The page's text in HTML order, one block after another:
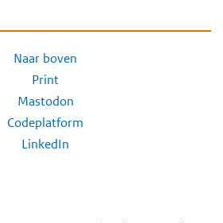
Naar boven
Print
Mastodon
Codeplatform
LinkedIn